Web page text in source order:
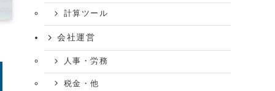
計算ツール
会社運営
人事・労務
税金・他